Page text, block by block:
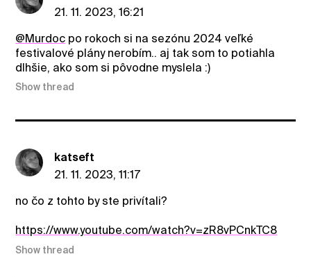
21. 11. 2023, 16:21
@Murdoc po rokoch si na sezónu 2024 veľké
festivalové plány nerobím.. aj tak som to potiahla
dlhšie, ako som si pôvodne myslela :)
Show thread
katseft
21. 11. 2023, 11:17
no čo z tohto by ste privítali?
https://www.youtube.com/watch?v=zR8vPCnkTC8
Show thread